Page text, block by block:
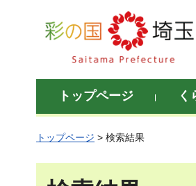
彩の国 埼玉県
トップページ く
トップページ > 検索結果